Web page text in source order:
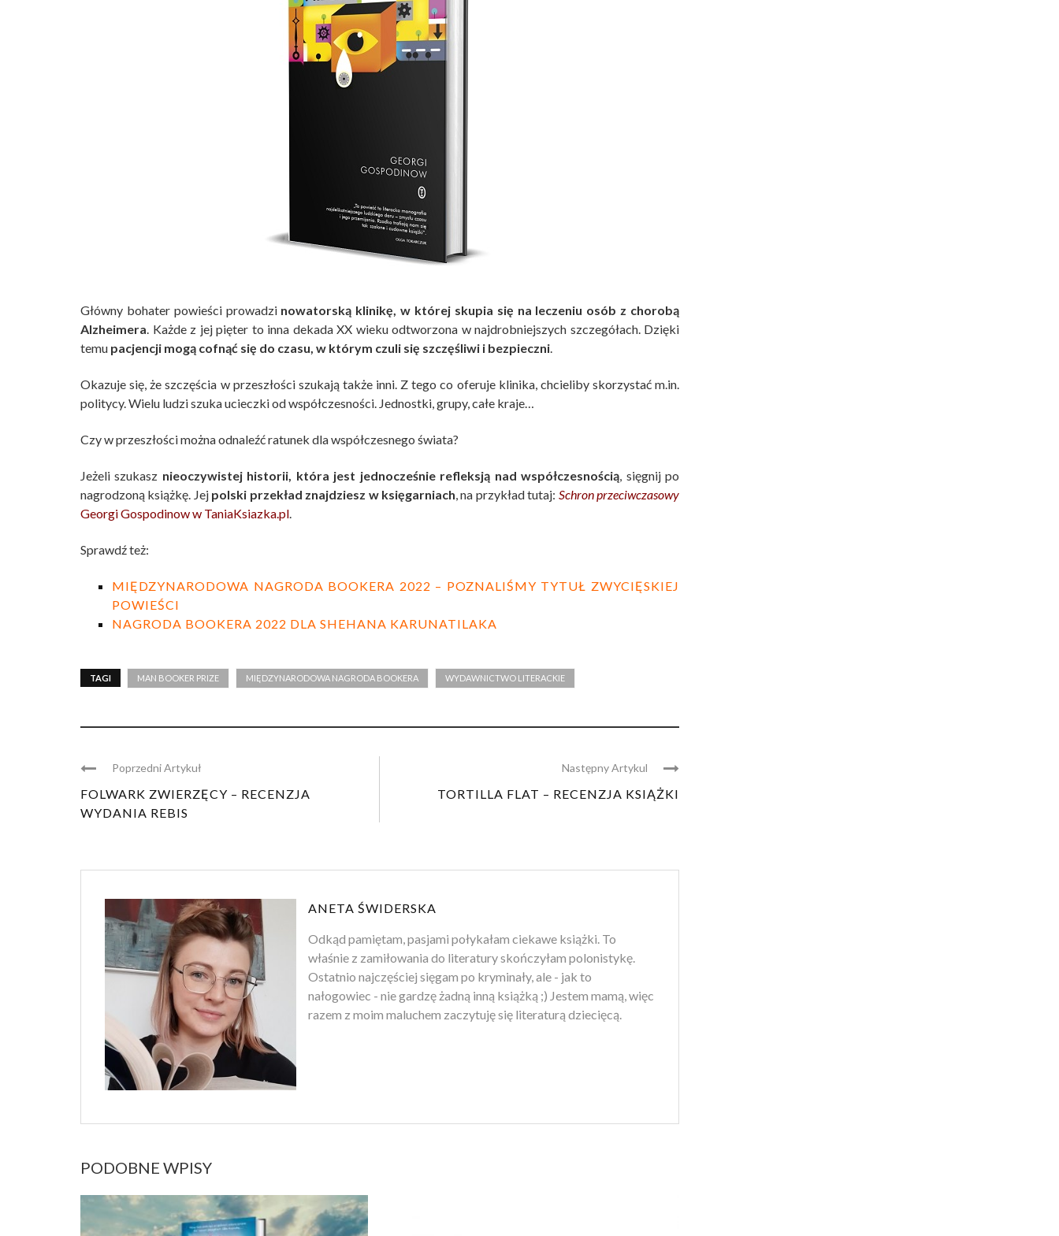
Główny bohater powieści prowadzi nowatorską klinikę, w której skupia się na leczeniu osób z chorobą
Alzheimera. Każde z jej pięter to inna dekada XX wieku odtworzona w najdrobniejszych szczegółach. Dzięki
temu pacjencji mogą cofnąć się do czasu, w którym czuli się szczęśliwi i bezpieczni.
Okazuje się, że szczęścia w przeszłości szukają także inni. Z tego co oferuje klinika, chcieliby skorzystać m.in.
politycy. Wielu ludzi szuka ucieczki od współczesności. Jednostki, grupy, całe kraje…
Czy w przeszłości można odnaleźć ratunek dla współczesnego świata?
Jeżeli szukasz nieoczywistej historii, która jest jednocześnie refleksją nad współczesnością, sięgnij po
nagrodzoną książkę. Jej polski przekład znajdziesz w księgarniach, na przykład tutaj: Schron przeciwczasowy
Georgi Gospodinow w TaniaKsiazka.pl.
Sprawdź też:
MIĘDZYNARODOWA NAGRODA BOOKERA 2022 – POZNALIŚMY TYTUŁ ZWYCIĘSKIEJ
POWIEŚCI
NAGRODA BOOKERA 2022 DLA SHEHANA KARUNATILAKA
TAGI MAN BOOKER PRIZE MIĘDZYNARODOWA NAGRODA BOOKERA WYDAWNICTWO LITERACKIE
Poprzedni Artykuł
FOLWARK ZWIERZĘCY – RECENZJA
WYDANIA REBIS
Następny Artykul
TORTILLA FLAT – RECENZJA KSIĄŻKI
ANETA ŚWIDERSKA
Odkąd pamiętam, pasjami połykałam ciekawe książki. To
właśnie z zamiłowania do literatury skończyłam polonistykę.
Ostatnio najczęściej sięgam po kryminały, ale - jak to
nałogowiec - nie gardzę żadną inną książką ;) Jestem mamą, więc
razem z moim maluchem zaczytuję się literaturą dziecięcą.
PODOBNE WPISY